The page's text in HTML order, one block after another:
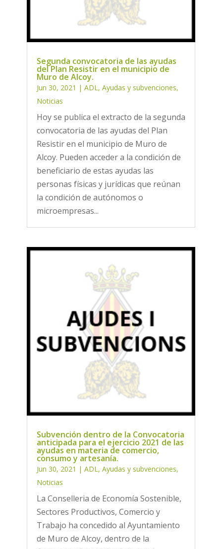
Segunda convocatoria de las ayudas
del Plan Resistir en el municipio de
Muro de Alcoy.
Jun 30, 2021 | ADL , Ayudas y subvenciones,
Noticias
Hoy se publica el extracto de la segunda
convocatoria de las ayudas del Plan
Resistir en el municipio de Muro de
Alcoy. Pueden acceder a la condición de
beneficiario de estas ayudas las
personas físicas y jurídicas que reúnan
la condición de autónomos o
microempresas...
Subvención dentro de la Convocatoria
anticipada para el ejercicio 2021 de las
ayudas en materia de comercio,
consumo y artesanía.
Jun 30, 2021 | ADL, Ayudas y subvenciones,
Noticias
La Conselleria de Economía Sostenible,
Sectores Productivos, Comercio y
Trabajo ha concedido al Ayuntamiento
de Muro de Alcoy, dentro de la